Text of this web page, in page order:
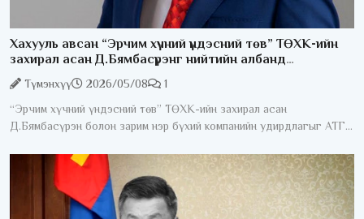
Хахууль авсан “Эрчим хүчний үндэсний төв” ТӨХК-ийн
захирал асан Д.Бямбасүрэнг нийтийн албанд
торголоо
Түмэнхүү 2026/05/08
1
“Эрчим хүчний үндэсний төв” ТӨХК-ийн захирал асан
Д.Бямбасүрэн болон зарим нэр бүхий компанийн удирдлагыг АТГ-